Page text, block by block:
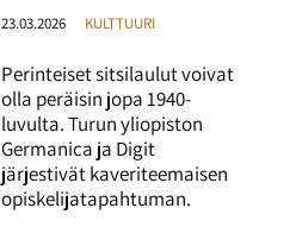
23.03.2026 KULTTUURI
Perinteiset sitsilaulut voivat
olla peräisin jopa 1940-
luvulta. Turun yliopiston
Germanica ja Digit
järjestivät kaveriteemaisen
opiskelijatapahtuman.